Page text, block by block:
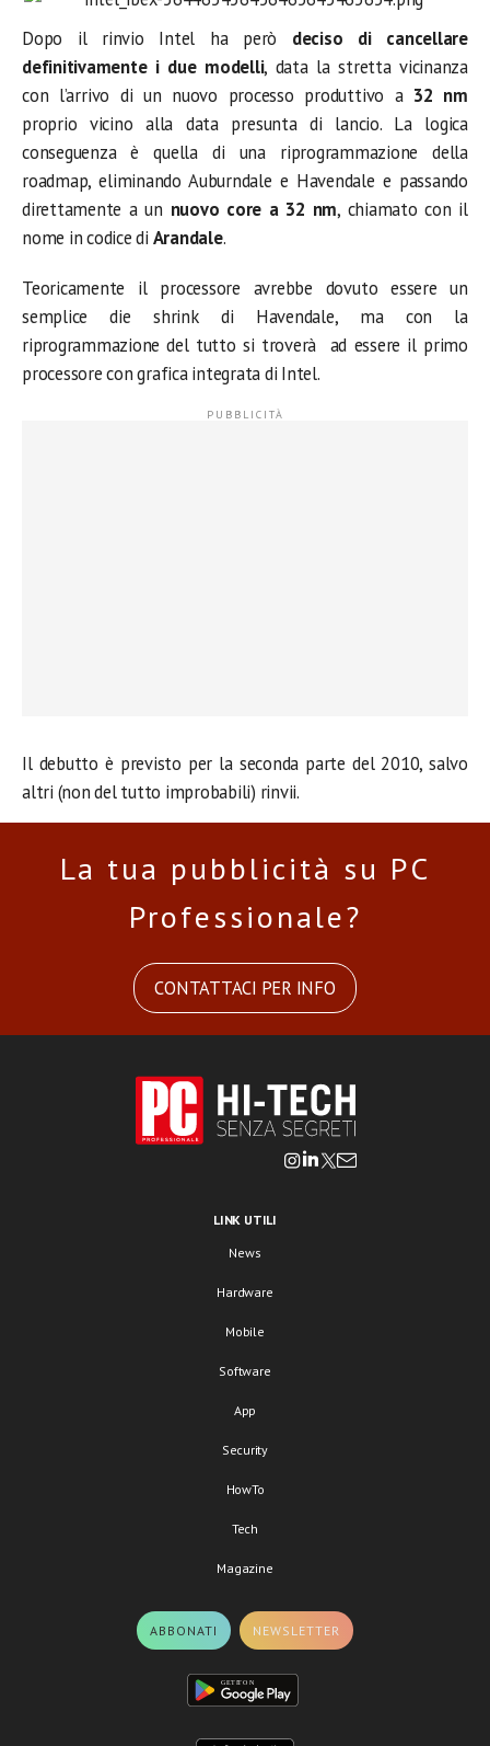
Dopo il rinvio Intel ha però deciso di cancellare
definitivamente i due modelli, data la stretta vicinanza
con l’arrivo di un nuovo processo produttivo a 32 nm
proprio vicino alla data presunta di lancio. La logica
conseguenza è quella di una riprogrammazione della
roadmap, eliminando Auburndale e Havendale e passando
direttamente a un nuovo core a 32 nm, chiamato con il
nome in codice di Arandale.
Teoricamente il processore avrebbe dovuto essere un
semplice die shrink di Havendale, ma con la
riprogrammazione del tutto si troverà ad essere il primo
processore con grafica integrata di Intel.
Il debutto è previsto per la seconda parte del 2010, salvo
altri (non del tutto improbabili) rinvii.
La tua pubblicità su PC
Professionale?
CONTATTACI PER INFO
LINK UTILI
News
Hardware
Mobile
Software
App
Security
HowTo
Tech
Magazine
ABBONATI NEWSLETTER